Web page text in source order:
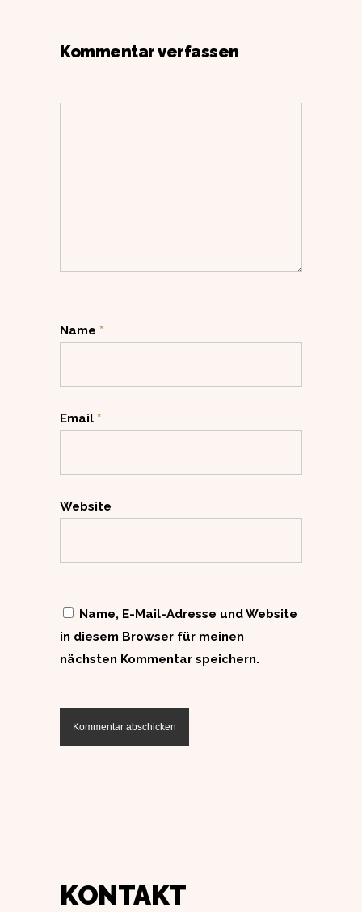
Kommentar verfassen
Name *
Email *
Website
Name, E-Mail-Adresse und Website
in diesem Browser für meinen
nächsten Kommentar speichern.
KONTAKT